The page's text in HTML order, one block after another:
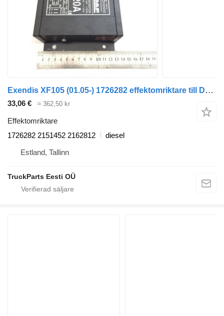
Exendis XF105 (01.05-) 1726282 effektomriktare till DAF XF95, XF105 (2001-2014) dragbil
33,06 € ≈ 362,50 kr
Effektomriktare
1726282 2151452 2162812
diesel
Estland, Tallinn
TruckParts Eesti OÜ